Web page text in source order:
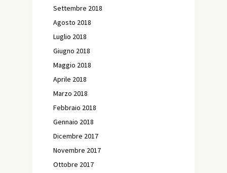
Settembre 2018
Agosto 2018
Luglio 2018
Giugno 2018
Maggio 2018
Aprile 2018
Marzo 2018
Febbraio 2018
Gennaio 2018
Dicembre 2017
Novembre 2017
Ottobre 2017